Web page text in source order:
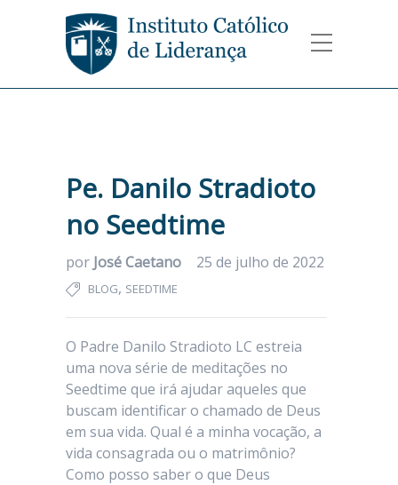
Pe. Danilo Stradioto
no Seedtime
por José Caetano 25 de julho de 2022
BLOG, SEEDTIME
O Padre Danilo Stradioto LC estreia
uma nova série de meditações no
Seedtime que irá ajudar aqueles que
buscam identificar o chamado de Deus
em sua vida. Qual é a minha vocação, a
vida consagrada ou o matrimônio?
Como posso saber o que Deus